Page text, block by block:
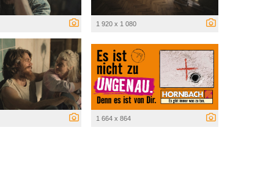
1 920 x 1 080
1 664 x 864